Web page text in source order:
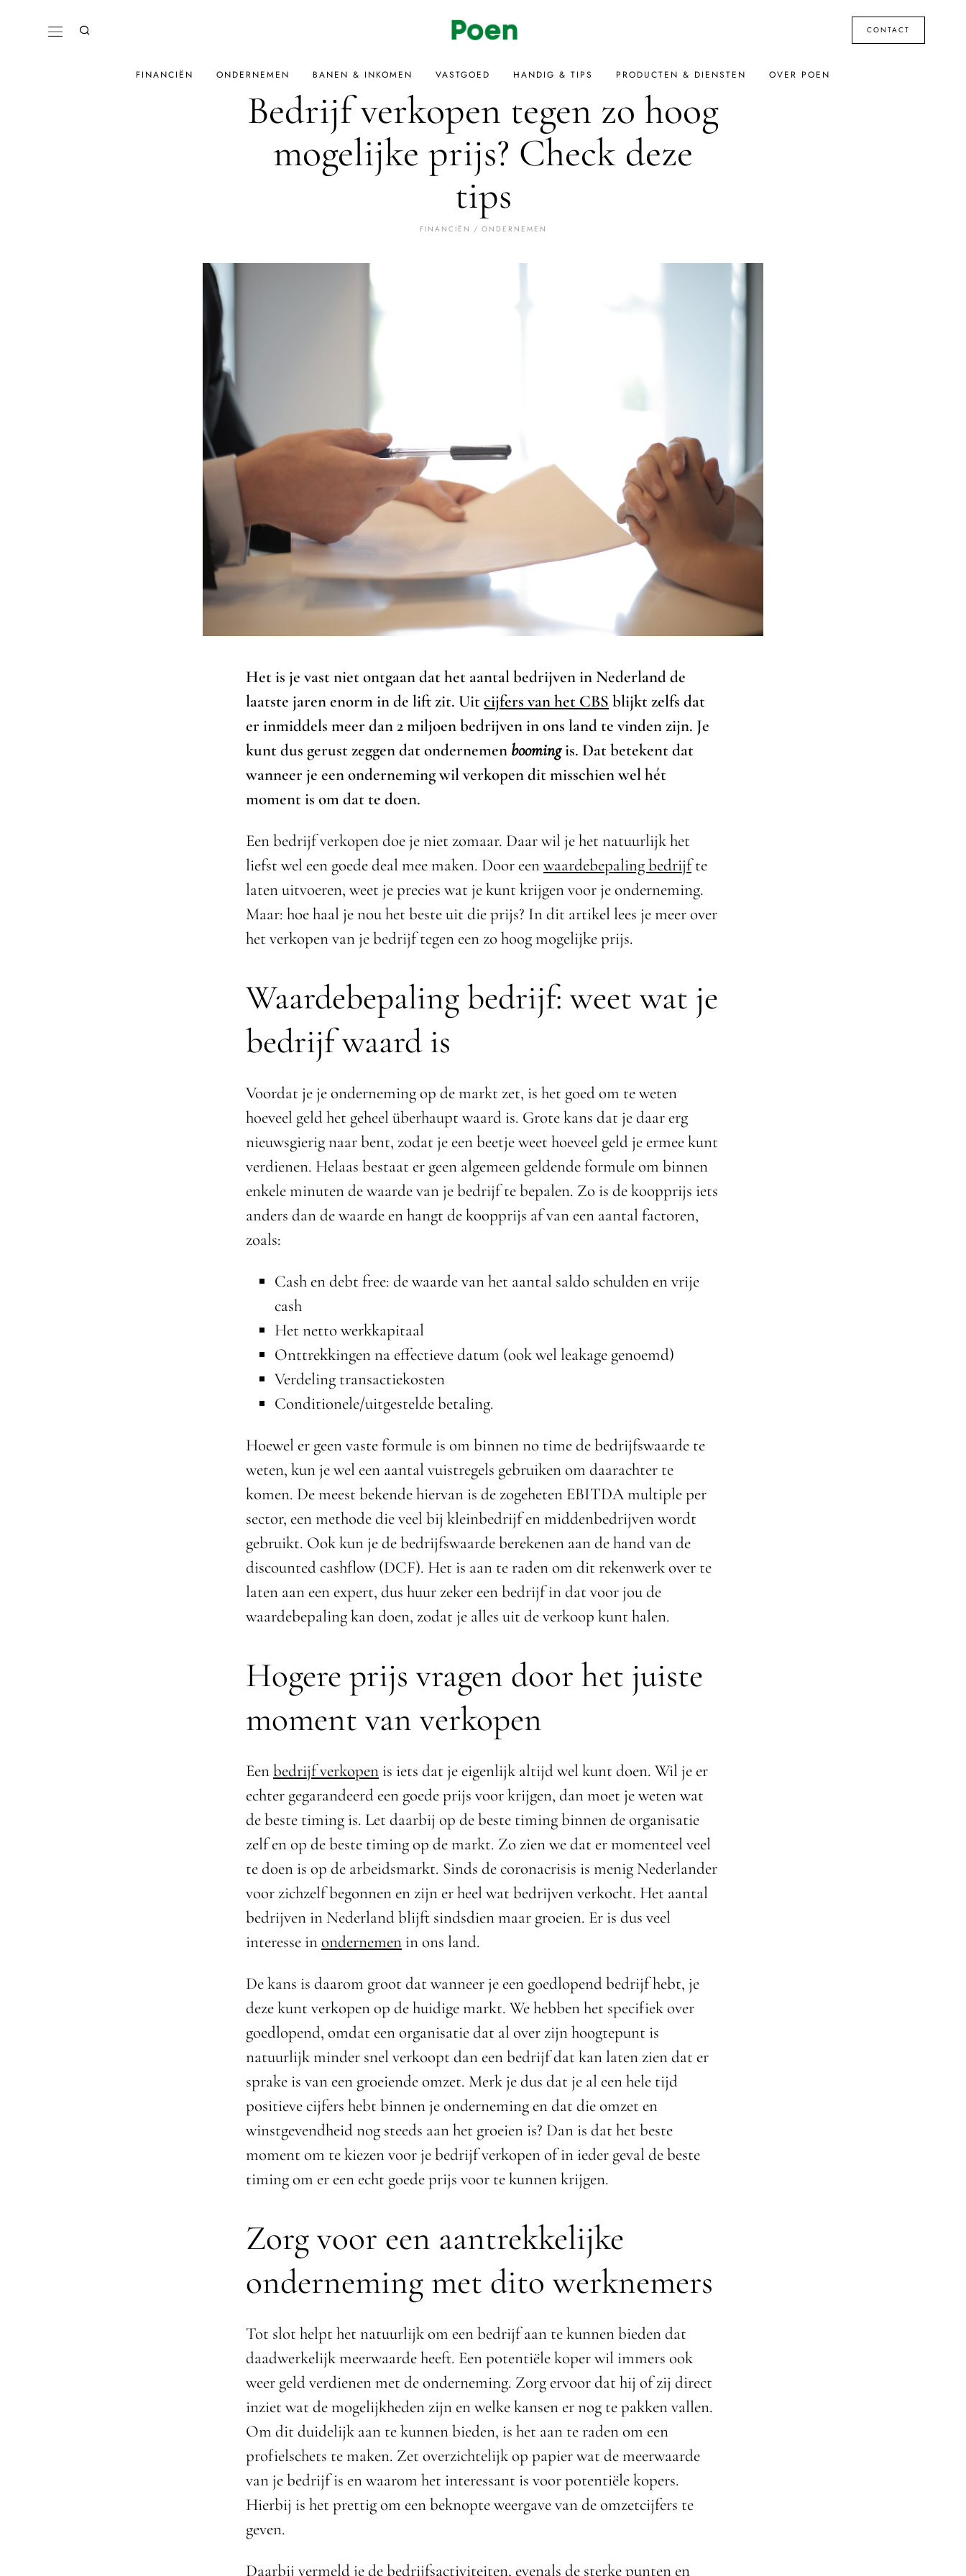
CONTACT
FINANCIËN ONDERNEMEN BANEN & INKOMEN VASTGOED HANDIG & TIPS PRODUCTEN & DIENSTEN OVER POEN
Bedrijf verkopen tegen zo hoog
mogelijke prijs? Check deze
tips
FINANCIËN / ONDERNEMEN
Het is je vast niet ontgaan dat het aantal bedrijven in Nederland de
laatste jaren enorm in de lift zit. Uitcijfers van het CBS blijkt zelfs dat
er inmiddels meer dan 2 miljoen bedrijven in ons land te vinden zijn. Je
kunt dus gerust zeggen dat ondernemen boomingis. Dat betekent dat
wanneer je een onderneming wil verkopen dit misschien wel hét
moment is om dat te doen.
Een bedrijf verkopen doe je niet zomaar. Daar wil je het natuurlijk het
liefst wel een goede deal mee maken. Door eenwaardebepaling bedrijfte
laten uitvoeren, weet je precies wat je kunt krijgen voor je onderneming.
Maar: hoe haal je nou het beste uit die prijs? In dit artikel lees je meer over
het verkopen van je bedrijf tegen een zo hoog mogelijke prijs.
Waardebepaling bedrijf: weet wat je
bedrijf waard is
Voordat je je onderneming op de markt zet, is het goed om te weten
hoeveel geld het geheel überhaupt waard is. Grote kans dat je daar erg
nieuwsgierig naar bent, zodat je een beetje weet hoeveel geld je ermee kunt
verdienen. Helaas bestaat er geen algemeen geldende formule om binnen
enkele minuten de waarde van je bedrijf te bepalen. Zo is de koopprijs iets
anders dan de waarde en hangt de koopprijs af van een aantal factoren,
zoals:
Cash en debt free: de waarde van het aantal saldo schulden en vrije
cash
Het netto werkkapitaal
Onttrekkingen na effectieve datum (ook wel leakage genoemd)
Verdeling transactiekosten
Conditionele/uitgestelde betaling.
Hoewel er geen vaste formule is om binnen no time de bedrijfswaarde te
weten, kun je wel een aantal vuistregels gebruiken om daarachter te
komen. De meest bekende hiervan is de zogeheten EBITDA multiple per
sector, een methode die veel bij kleinbedrijf en middenbedrijven wordt
gebruikt. Ook kun je de bedrijfswaarde berekenen aan de hand van de
discounted cashflow (DCF). Het is aan te raden om dit rekenwerk over te
laten aan een expert, dus huur zeker een bedrijf in dat voor jou de
waardebepaling kan doen, zodat je alles uit de verkoop kunt halen.
Hogere prijs vragen door het juiste
moment van verkopen
Eenbedrijf verkopen is iets dat je eigenlijk altijd wel kunt doen. Wil je er
echter gegarandeerd een goede prijs voor krijgen, dan moet je weten wat
de beste timing is. Let daarbij op de beste timing binnen de organisatie
zelf en op de beste timing op de markt. Zo zien we dat er momenteel veel
te doen is op de arbeidsmarkt. Sinds de coronacrisis is menig Nederlander
voor zichzelf begonnen en zijn er heel wat bedrijven verkocht. Het aantal
bedrijven in Nederland blijft sindsdien maar groeien. Er is dus veel
interesse inondernemen in ons land.
De kans is daarom groot dat wanneer je een goedlopend bedrijf hebt, je
deze kunt verkopen op de huidige markt. We hebben het specifiek over
goedlopend, omdat een organisatie dat al over zijn hoogtepunt is
natuurlijk minder snel verkoopt dan een bedrijf dat kan laten zien dat er
sprake is van een groeiende omzet. Merk je dus dat je al een hele tijd
positieve cijfers hebt binnen je onderneming en dat die omzet en
winstgevendheid nog steeds aan het groeien is? Dan is dat het beste
moment om te kiezen voor je bedrijf verkopen of in ieder geval de beste
timing om er een echt goede prijs voor te kunnen krijgen.
Zorg voor een aantrekkelijke
onderneming met dito werknemers
Tot slot helpt het natuurlijk om een bedrijf aan te kunnen bieden dat
daadwerkelijk meerwaarde heeft. Een potentiële koper wil immers ook
weer geld verdienen met de onderneming. Zorg ervoor dat hij of zij direct
inziet wat de mogelijkheden zijn en welke kansen er nog te pakken vallen.
Om dit duidelijk aan te kunnen bieden, is het aan te raden om een
profielschets te maken. Zet overzichtelijk op papier wat de meerwaarde
van je bedrijf is en waarom het interessant is voor potentiële kopers.
Hierbij is het prettig om een beknopte weergave van de omzetcijfers te
geven.
Daarbij vermeld je de bedrijfsactiviteiten, evenals de sterke punten en